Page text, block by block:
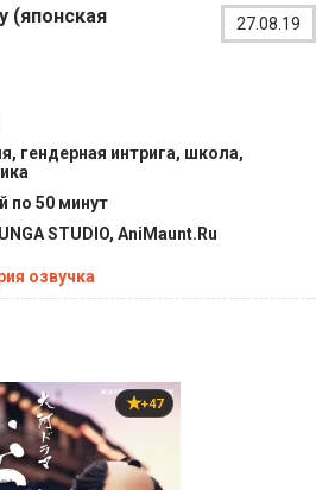
(японская
27.08.19
гендерная интрига, школа,
по 50 минут
STUDIO, AniMaunt.Ru
озвучка
+47